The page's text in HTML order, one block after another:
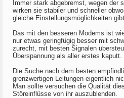
Immer stark abgebremst, wegen der
wirken sie stabiler und schneller
gleiche Einstellungsmöglichkeiten
Das mit den besseren Modems ist
nur etwas geringfügig besser mit
zurecht, mit besten Signalen
Überspannung als aller erstes kaputt.
Die Suche nach dem besten
grenzwertigen Leitungen eigentlich
Man sollte versuchen die Qualität
Störeinflüsse von ihr auszublenden.